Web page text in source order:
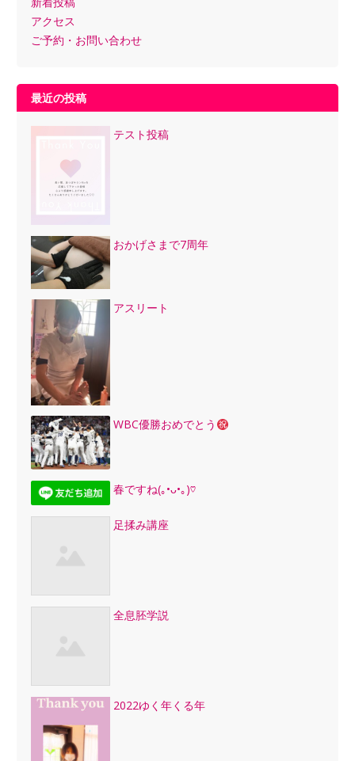
アクセス
ご予約・お問い合わせ
最近の投稿
テスト投稿
おかげさまで7周年
アスリート
WBC優勝おめでとう
春ですね(｡•ᴗ•｡)♡
足揉み講座
全息胚学説
2022ゆく年くる年